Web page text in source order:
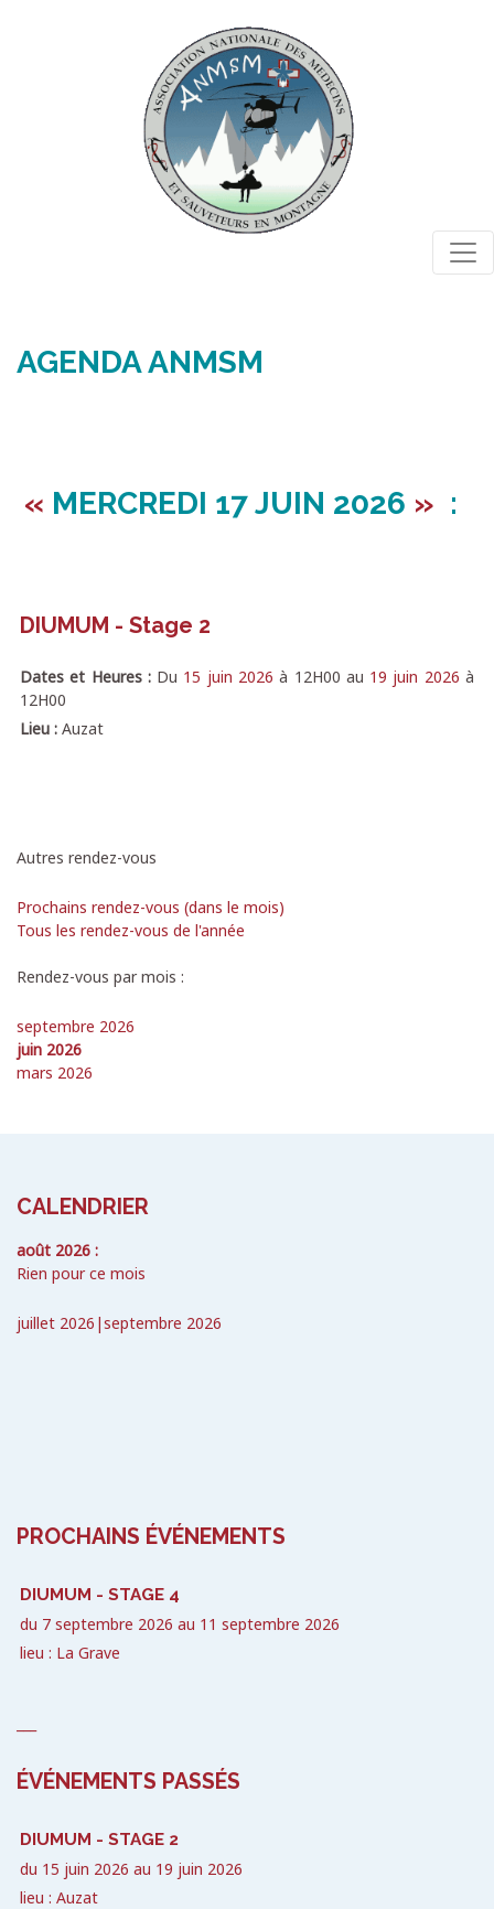
AGENDA ANMSM
« MERCREDI 17 JUIN 2026 » :
DIUMUM - Stage 2
Dates et Heures : Du 15 juin 2026 à 12H00 au 19 juin 2026 à
12H00
Lieu : Auzat
Autres rendez-vous
Prochains rendez-vous (dans le mois)
Tous les rendez-vous de l'année
Rendez-vous par mois :
septembre 2026
juin 2026
mars 2026
CALENDRIER
août 2026 :
Rien pour ce mois
juillet 2026 |septembre 2026
PROCHAINS ÉVÉNEMENTS
DIUMUM - STAGE 4
du 7 septembre 2026 au 11 septembre 2026
lieu : La Grave
ÉVÉNEMENTS PASSÉS
DIUMUM - STAGE 2
du 15 juin 2026 au 19 juin 2026
lieu : Auzat